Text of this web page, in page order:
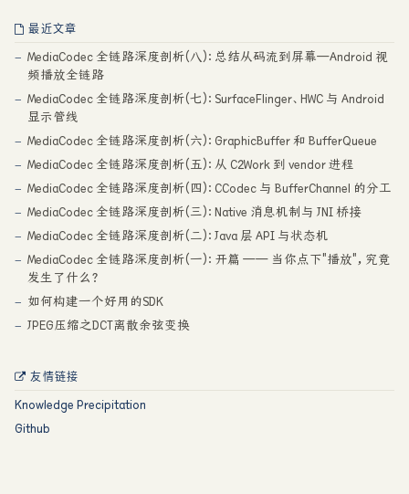
最近文章
MediaCodec 全链路深度剖析(八)：总结从码流到屏幕—Android 视
频播放全链路
MediaCodec 全链路深度剖析(七)：SurfaceFlinger、HWC 与 Android
显示管线
MediaCodec 全链路深度剖析(六)：GraphicBuffer 和 BufferQueue
MediaCodec 全链路深度剖析(五)：从 C2Work 到 vendor 进程
MediaCodec 全链路深度剖析(四)：CCodec 与 BufferChannel 的分工
MediaCodec 全链路深度剖析(三)：Native 消息机制与 JNI 桥接
MediaCodec 全链路深度剖析(二)：Java 层 API 与状态机
MediaCodec 全链路深度剖析(一)：开篇 —— 当你点下"播放"，究竟
发生了什么？
如何构建一个好用的SDK
JPEG压缩之DCT离散余弦变换
友情链接
Knowledge Precipitation
Github